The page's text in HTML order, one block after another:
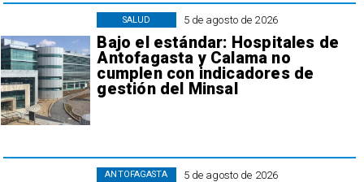
5 de agosto de 2026
Bajo el estándar: Hospitales de
Antofagasta y Calama no
cumplen con indicadores de
gestión del Minsal
SALUD
5 de agosto de 2026
ANTOFAGASTA